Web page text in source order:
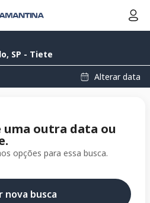
SP - Tiete
Alterar data
uma outra data ou
opções para essa busca.
nova busca